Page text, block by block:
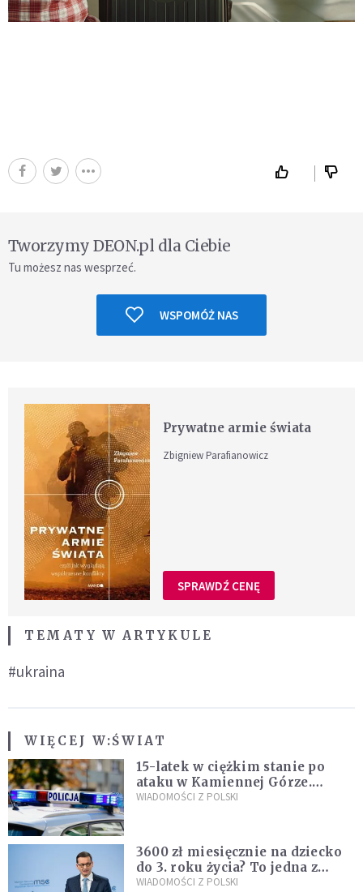
Tworzymy DEON.pl dla Ciebie
Tu możesz nas wesprzeć.
WSPOMÓŻ NAS
Prywatne armie świata
Zbigniew Parafianowicz
SPRAWDŹ CENĘ
TEMATY W ARTYKULE
#ukraina
WIĘCEJ W:ŚWIAT
15-latek w ciężkim stanie po
ataku w Kamiennej Górze.
Policja zatrzymała dwóch
WIADOMOŚCI Z POLSKI
3600 zł miesięcznie na dziecko
do 3. roku życia? To jedna z
propozycji programu "Rozwój
WIADOMOŚCI Z POLSKI